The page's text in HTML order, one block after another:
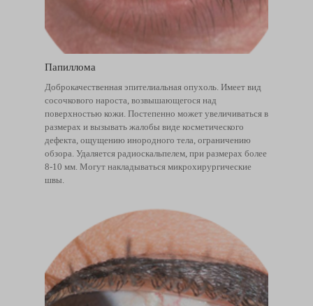
Папиллома
Доброкачественная эпителиальная опухоль. Имеет вид
сосочкового нароста, возвышающегося над
поверхностью кожи. Постепенно может увеличиваться в
размерах и вызывать жалобы виде косметического
дефекта, ощущению инородного тела, ограничению
обзора. Удаляется радиоскальпелем, при размерах более
8-10 мм. Могут накладываться микрохирургические
швы.